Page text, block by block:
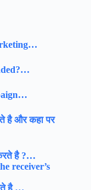
है और कहा पर
है ?…
receiver’s
है …